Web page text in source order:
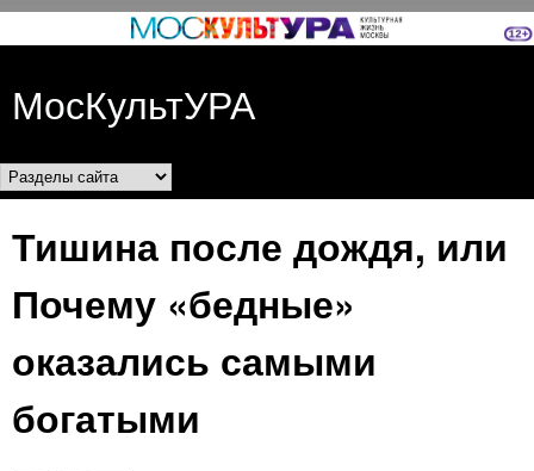
Перейти к основному
МосКультУРА
Разделы сайта
Тишина после дождя, или
Почему «бедные»
оказались самыми
богатыми